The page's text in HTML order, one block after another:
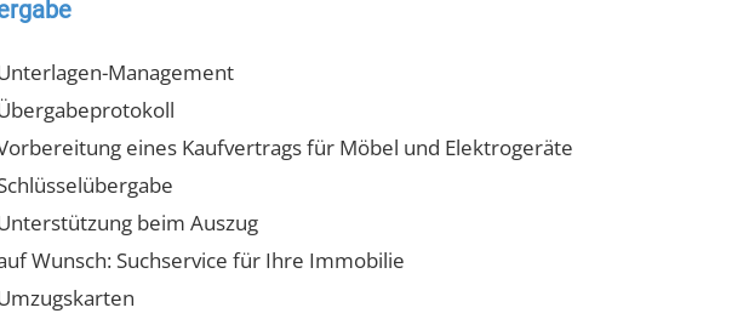
Management
eines Kaufvertrags für Möbel und Elektrogeräte
beim Auszug
Wunsch: Suchservice für Ihre Immobilie